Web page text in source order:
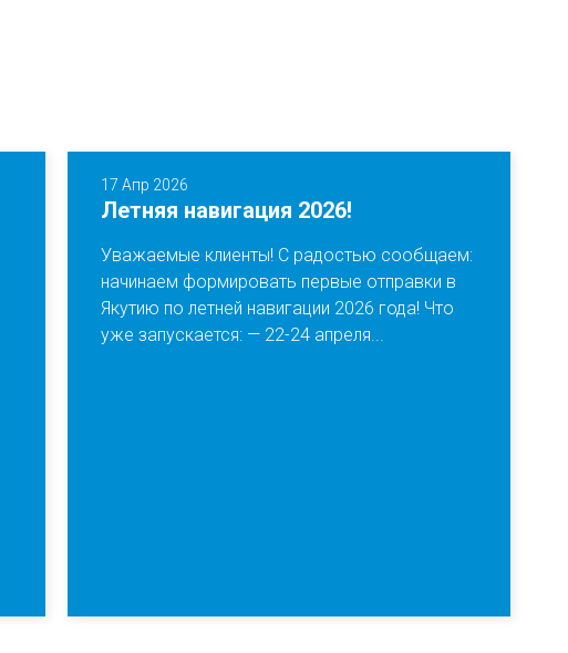
17 Апр 2026
Летняя навигация 2026!
Уважаемые клиенты! С радостью сообщаем:
начинаем формировать первые отправки в
Якутию по летней навигации 2026 года! Что
уже запускается: — 22-24 апреля...